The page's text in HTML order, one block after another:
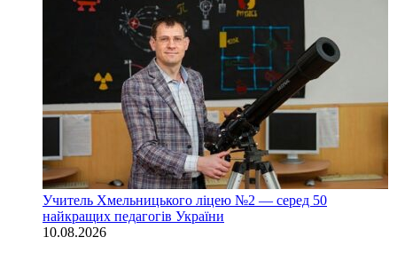
Учитель Хмельницького ліцею №2 — серед 50
найкращих педагогів України
10.08.2026